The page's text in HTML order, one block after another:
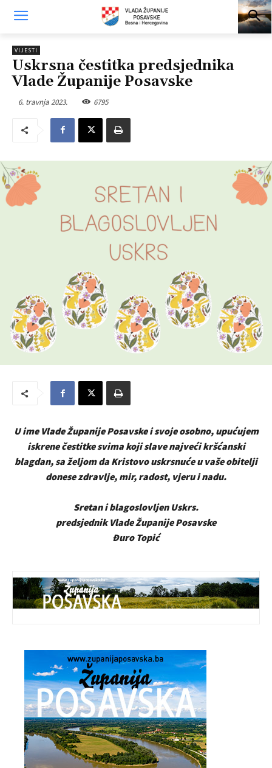
VIJESTI
Uskrsna čestitka predsjednika
Vlade Županije Posavske
6. travnja 2023. 6795
U ime Vlade Županije Posavske i svoje osobno, upućujem
iskrene čestitke svima koji slave najveći kršćanski
blagdan, sa željom da Kristovo uskrsnuće u vaše obitelji
donese zdravlje, mir, radost, vjeru i nadu.
Sretan i blagoslovljen Uskrs.
predsjednik Vlade Županije Posavske
Đuro Topić